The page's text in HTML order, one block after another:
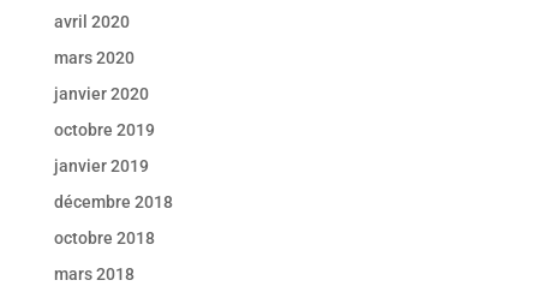
avril 2020
mars 2020
janvier 2020
octobre 2019
janvier 2019
décembre 2018
octobre 2018
mars 2018